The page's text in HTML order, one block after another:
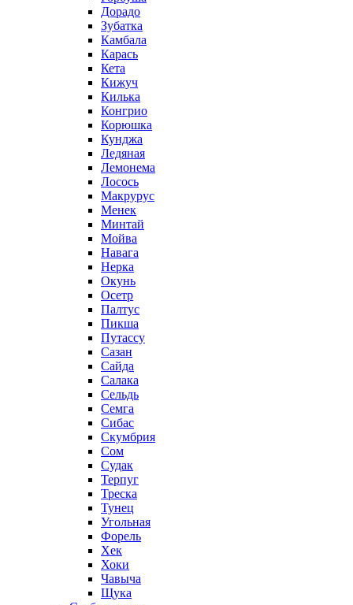
Дорадо
Зубатка
Камбала
Карась
Кета
Кижуч
Килька
Конгрио
Корюшка
Кунджа
Ледяная
Лемонема
Лосось
Макрурус
Менек
Минтай
Мойва
Навага
Нерка
Окунь
Осетр
Палтус
Пикша
Путассу
Сазан
Сайда
Салака
Сельдь
Семга
Сибас
Скумбрия
Сом
Судак
Терпуг
Треска
Тунец
Угольная
Форель
Хек
Хоки
Чавыча
Щука